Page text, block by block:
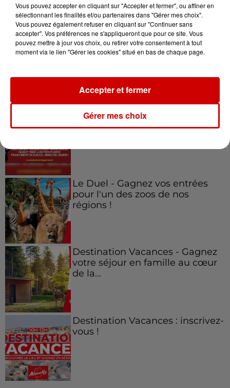
À LA UNE : professeur
condamné, repreneurs pour
Duralex et la...
Gagnez vos places pour le
festival Marché Gourmand 2026
Le Duel - Gagnez vos entrées
pour l'un des zoos de nos
régions !
Destination Vacances - Gagnez
votre séjour en famille au cœur
de la...
Destination Vacances : inscrivez-
vous !
Vous pouvez accepter en cliquant sur "Accepter et fermer", ou affiner en
sélectionnant les finalités et/ou partenaires dans "Gérer mes choix".
Vous pouvez également refuser en cliquant sur "Continuer sans
accepter". Vos préférences ne s'appliqueront que pour ce site. Vous
pouvez mettre à jour vos choix, ou retirer votre consentement à tout
moment via le lien "Gérer les cookies" situé en bas de chaque page.
Gérer mes choix
Accepter et fermer